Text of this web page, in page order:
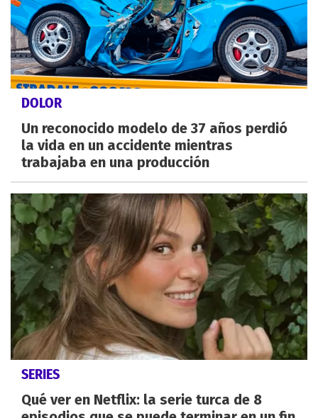
DOLOR
Un reconocido modelo de 37 años perdió
la vida en un accidente mientras
trabajaba en una producción
SERIES
Qué ver en Netflix: la serie turca de 8